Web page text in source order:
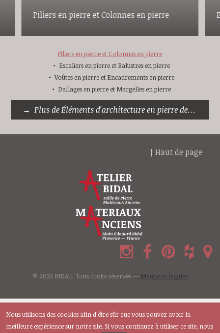
Piliers en pierre et Colonnes en pierre
Piliers en pierre et Colonnes en pierre
Escaliers en pierre et Balustres en pierre
Voûtes en pierre et Encadrements en pierre
Dallages en pierre et Margelles en pierre
Plus de Éléments d'architecture en pierre de taille
↑ Haut de page
© 2026 BIDAL, Tous droits réservés — Mentions légales
Nous utilisons des cookies afin d'être sûr que vous pouvez avoir la
meilleure expérience sur notre site. Si vous continuez à utiliser ce site, nous